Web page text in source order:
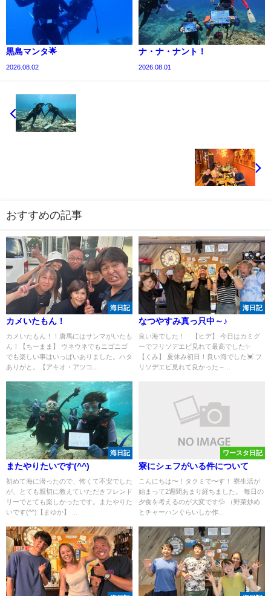
黒島マンタ🌟
2026.08.02
ナ・ナ・ナント！
2026.08.01
おすすめの記事
海日記
カメいたもん！
カメいたもん！！唐馬にはサンマがいたも
ん！【ちーまま】 ウネウネでもニゴニゴ
でも楽しい事はいっぱいありました。ハタ
ありがと。【アキオ・アツコ...
海日記
なつやすみ真っ只中～♪
良い海でした！ 【ヒデ】 今日はカミグ
ーでフリソデエビ見れて最高でした✨
【くみ】 夏休み初日！良い海でした💓 フ
リソデエビ見れて良かった～...
海日記
またやりたいです(^^)
初めて海に潜ったので、怖くて不安でした
が、とても親切に教えていただきフレンド
リーでとても楽しかったです。またやりた
いです(^^)【まゆか】 ...
ワースタ日記
寮にシェフがいる件について
こんにちは〜！タクミで〜す！ 寮生活が
始まって2週間あまり経ちました。 毎日の
夕食を考えるのが大変です💦 （野菜炒め
とチャーハンぐらいしか作...